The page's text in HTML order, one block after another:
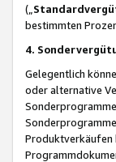
(„
bestimmten
4.
Gelegentlich
oder alternative
Produktverkäufen